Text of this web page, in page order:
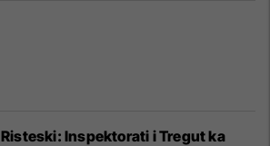
Risteski: Inspektorati i Tregut ka